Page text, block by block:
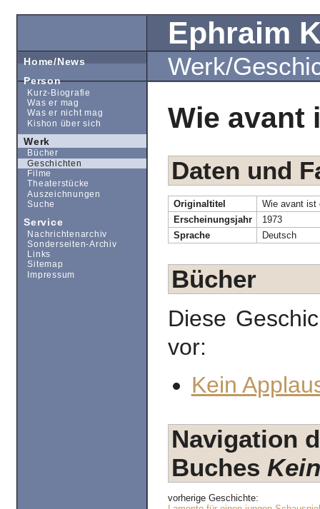
Ephraim
Werk/
Wie avant
Daten und
Originaltitel
Wie avant ist
Erscheinungsjahr
1973
Sprache
Deutsch
Bücher
Diese
vor:
Kein
Navigation
Buches
vorherige Geschichte:
Home/News
Person
Kurz-Biografie
Was er mag
Was er nicht mag
Kishon über sich
Werk
Bücher
Geschichten
Filme
Theaterstücke
Auszeichnungen
Suche
Service
Nachrichtenarchiv
Sonderseiten-Archiv
Links
Sitemap
Impressum